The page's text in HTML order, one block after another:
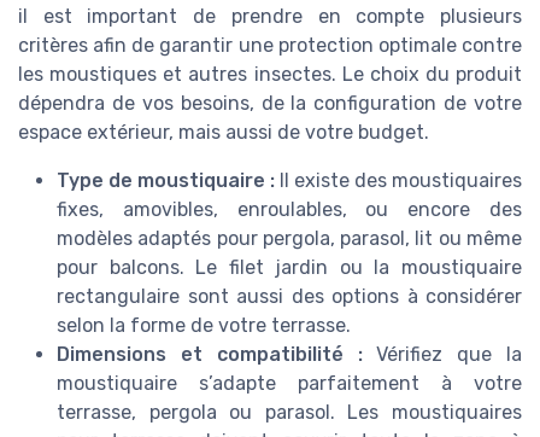
il est important de prendre en compte plusieurs
critères afin de garantir une protection optimale contre
les moustiques et autres insectes. Le choix du produit
dépendra de vos besoins, de la configuration de votre
espace extérieur, mais aussi de votre budget.
Type de moustiquaire : Il existe des moustiquaires
fixes, amovibles, enroulables, ou encore des
modèles adaptés pour pergola, parasol, lit ou même
pour balcons. Le filet jardin ou la moustiquaire
rectangulaire sont aussi des options à considérer
selon la forme de votre terrasse.
Dimensions et compatibilité :Vérifiez que la
moustiquaire s’adapte parfaitement à votre
terrasse, pergola ou parasol. Les moustiquaires